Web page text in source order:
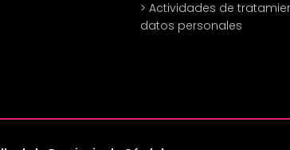
> Actividades de
datos personales